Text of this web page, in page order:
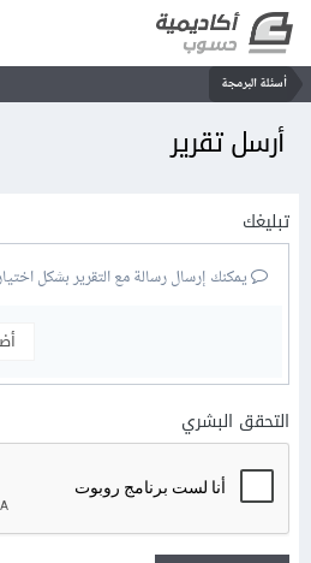
أسئلة البرمجة
أرسل تقرير
تبليغك
يمكنك إرسال رسالة مع التقرير بشكل
التحقق البشري